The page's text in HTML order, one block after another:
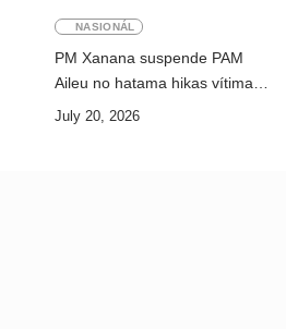
NASIONÁL
PM Xanana suspende PAM
Aileu no hatama hikas vítima
AMA ba servisu
July 20, 2026